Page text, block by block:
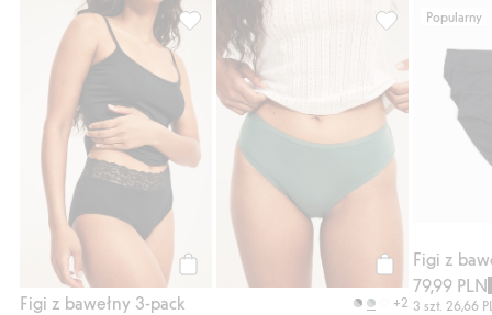
Figi z bawełny 3-pack
Figi z bawełny 3-pack, Dodaj do listy
Kup
+2
Popularny
Figi z
79,99 PLN
3 szt.26,66